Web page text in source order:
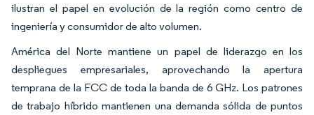
ilustran el papel en evolución de la región como centro de
ingeniería y consumidor de alto volumen.
América del Norte mantiene un papel de liderazgo en los
despliegues empresariales, aprovechando la apertura
temprana de la FCC de toda la banda de 6 GHz. Los patrones
de trabajo híbrido mantienen una demanda sólida de puntos